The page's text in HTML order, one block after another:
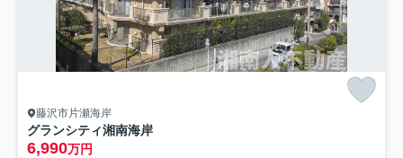
藤沢市片瀬海岸
グランシティ湘南海岸
6,990万円